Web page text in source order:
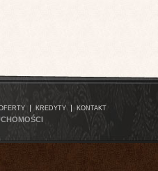
| KREDYTY | KONTAKT